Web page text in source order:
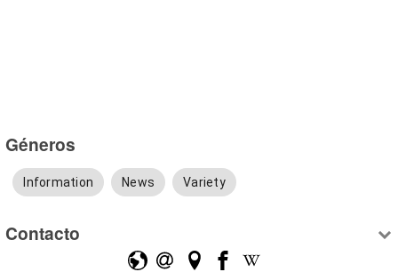
Géneros
Information News Variety
Contacto